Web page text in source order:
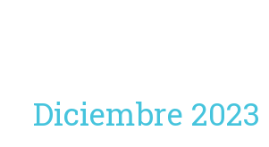
Diciembre 2023